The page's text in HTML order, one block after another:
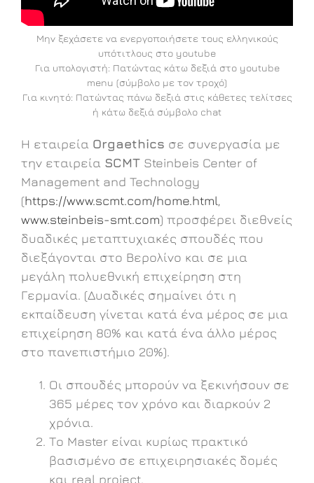
Μην ξεχάσετε να ενεργοποιήσετε τους ελληνικούς
υπότιτλους στο youtube
Για υπολογιστή: Πατώντας κάτω δεξιά στο youtube
menu (σύμβολο με τον τροχό)
Για κινητό: Πατώντας πάνω δεξιά στις κάθετες τελίτσες
ή κάτω δεξιά σύμβολο chat
H εταιρεία Orgaethics σε συνεργασία με
την εταιρεία SCMT Steinbeis Center of
Management and Technology
(https://www.scmt.com/home.html,
www.steinbeis-smt.com) προσφέρει διεθνείς
δυαδικές μεταπτυχιακές σπουδές που
διεξάγονται στο Βερολίνο και σε μια
μεγάλη πολυεθνική επιχείρηση στη
Γερμανία. (Δυαδικές σημαίνει ότι η
εκπαίδευση γίνεται κατά ένα μέρος σε μια
επιχείρηση 80% και κατά ένα άλλο μέρος
στο πανεπιστήμιο 20%).
Οι σπουδές μπορούν να ξεκινήσουν σε
365 μέρες τον χρόνο και διαρκούν 2
χρόνια.
Το Master είναι κυρίως πρακτικό
βασισμένο σε επιχειρησιακές δομές
και real project.